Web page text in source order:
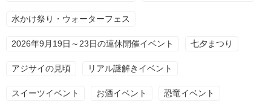
水かけ祭り・ウォーターフェス
2026年9月19日～23日の連休開催イベント 七夕まつり
アジサイの見頃 リアル謎解きイベント
スイーツイベント お酒イベント 恐竜イベント